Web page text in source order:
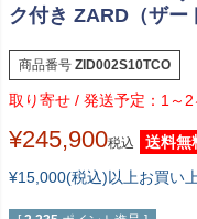
ク付き ZARD（ザー
商品番号 ZID002S10TCO
1～2
¥245,900税込
送料無
¥15,000(税込)以上お買い